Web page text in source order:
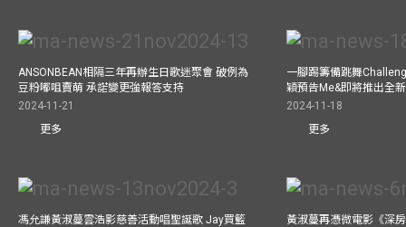
ANSONBEAN相隔三年再辦生日歌迷聚會 破例為
豆粉嘟咀賣萌 承諾變更強報答支持
2024-11-21
更多
一腳踢籌備跳舞
穎預告Me&即將推出全
2024-11-18
更多
馮允謙黃淑蔓雲浩影慈善活動唱聖誕歌 Jay買籃
黃淑蔓再憑微電影《深